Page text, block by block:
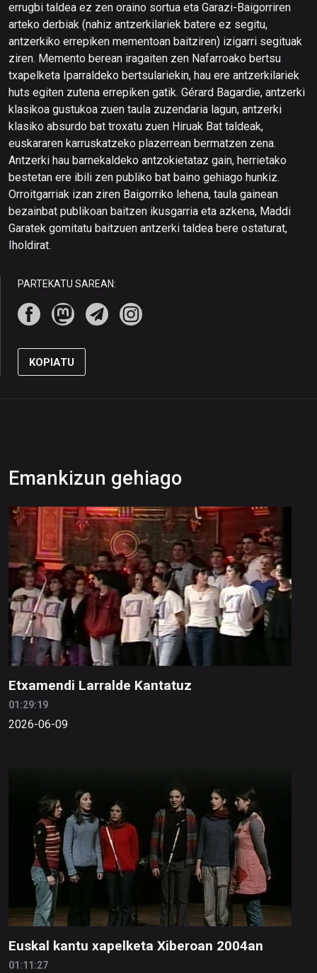
errugbi taldea ez zen oraino sortua eta Garazi-Baigorriren
arteko derbiak (nahiz antzerkilariek batere ez segitu,
antzerkiko errepiken mementoan baitziren) izigarri segituak
ziren. Memento berean iragaiten zen Nafarroako bertsu
txapelketa Iparraldeko bertsulariekin, hau ere antzerkilariek
huts egiten zutena errepiken gatik. Gérard Bagardie, antzerki
klasikoa gustukoa zuen taula zuzendaria lagun, antzerki
klasiko absurdo bat troxatu zuen Hiruak Bat taldeak,
euskararen karruskatzeko plazerrean bermatzen zena.
Antzerki hau barnekaldeko antzokietataz gain, herrietako
bestetan ere ibili zen publiko bat baino gehiago hunkiz.
Orroitgarriak izan ziren Baigorriko lehena, taula gainean
bezainbat publikoan baitzen ikusgarria eta azkena, Maddi
Garatek gomitatu baitzuen antzerki taldea bere ostaturat,
Iholdirat.
PARTEKATU SAREAN:
KOPIATU
Emankizun gehiago
Etxamendi Larralde Kantatuz
01:29:19
2026-06-09
Euskal kantu xapelketa Xiberoan 2004an
01:11:27